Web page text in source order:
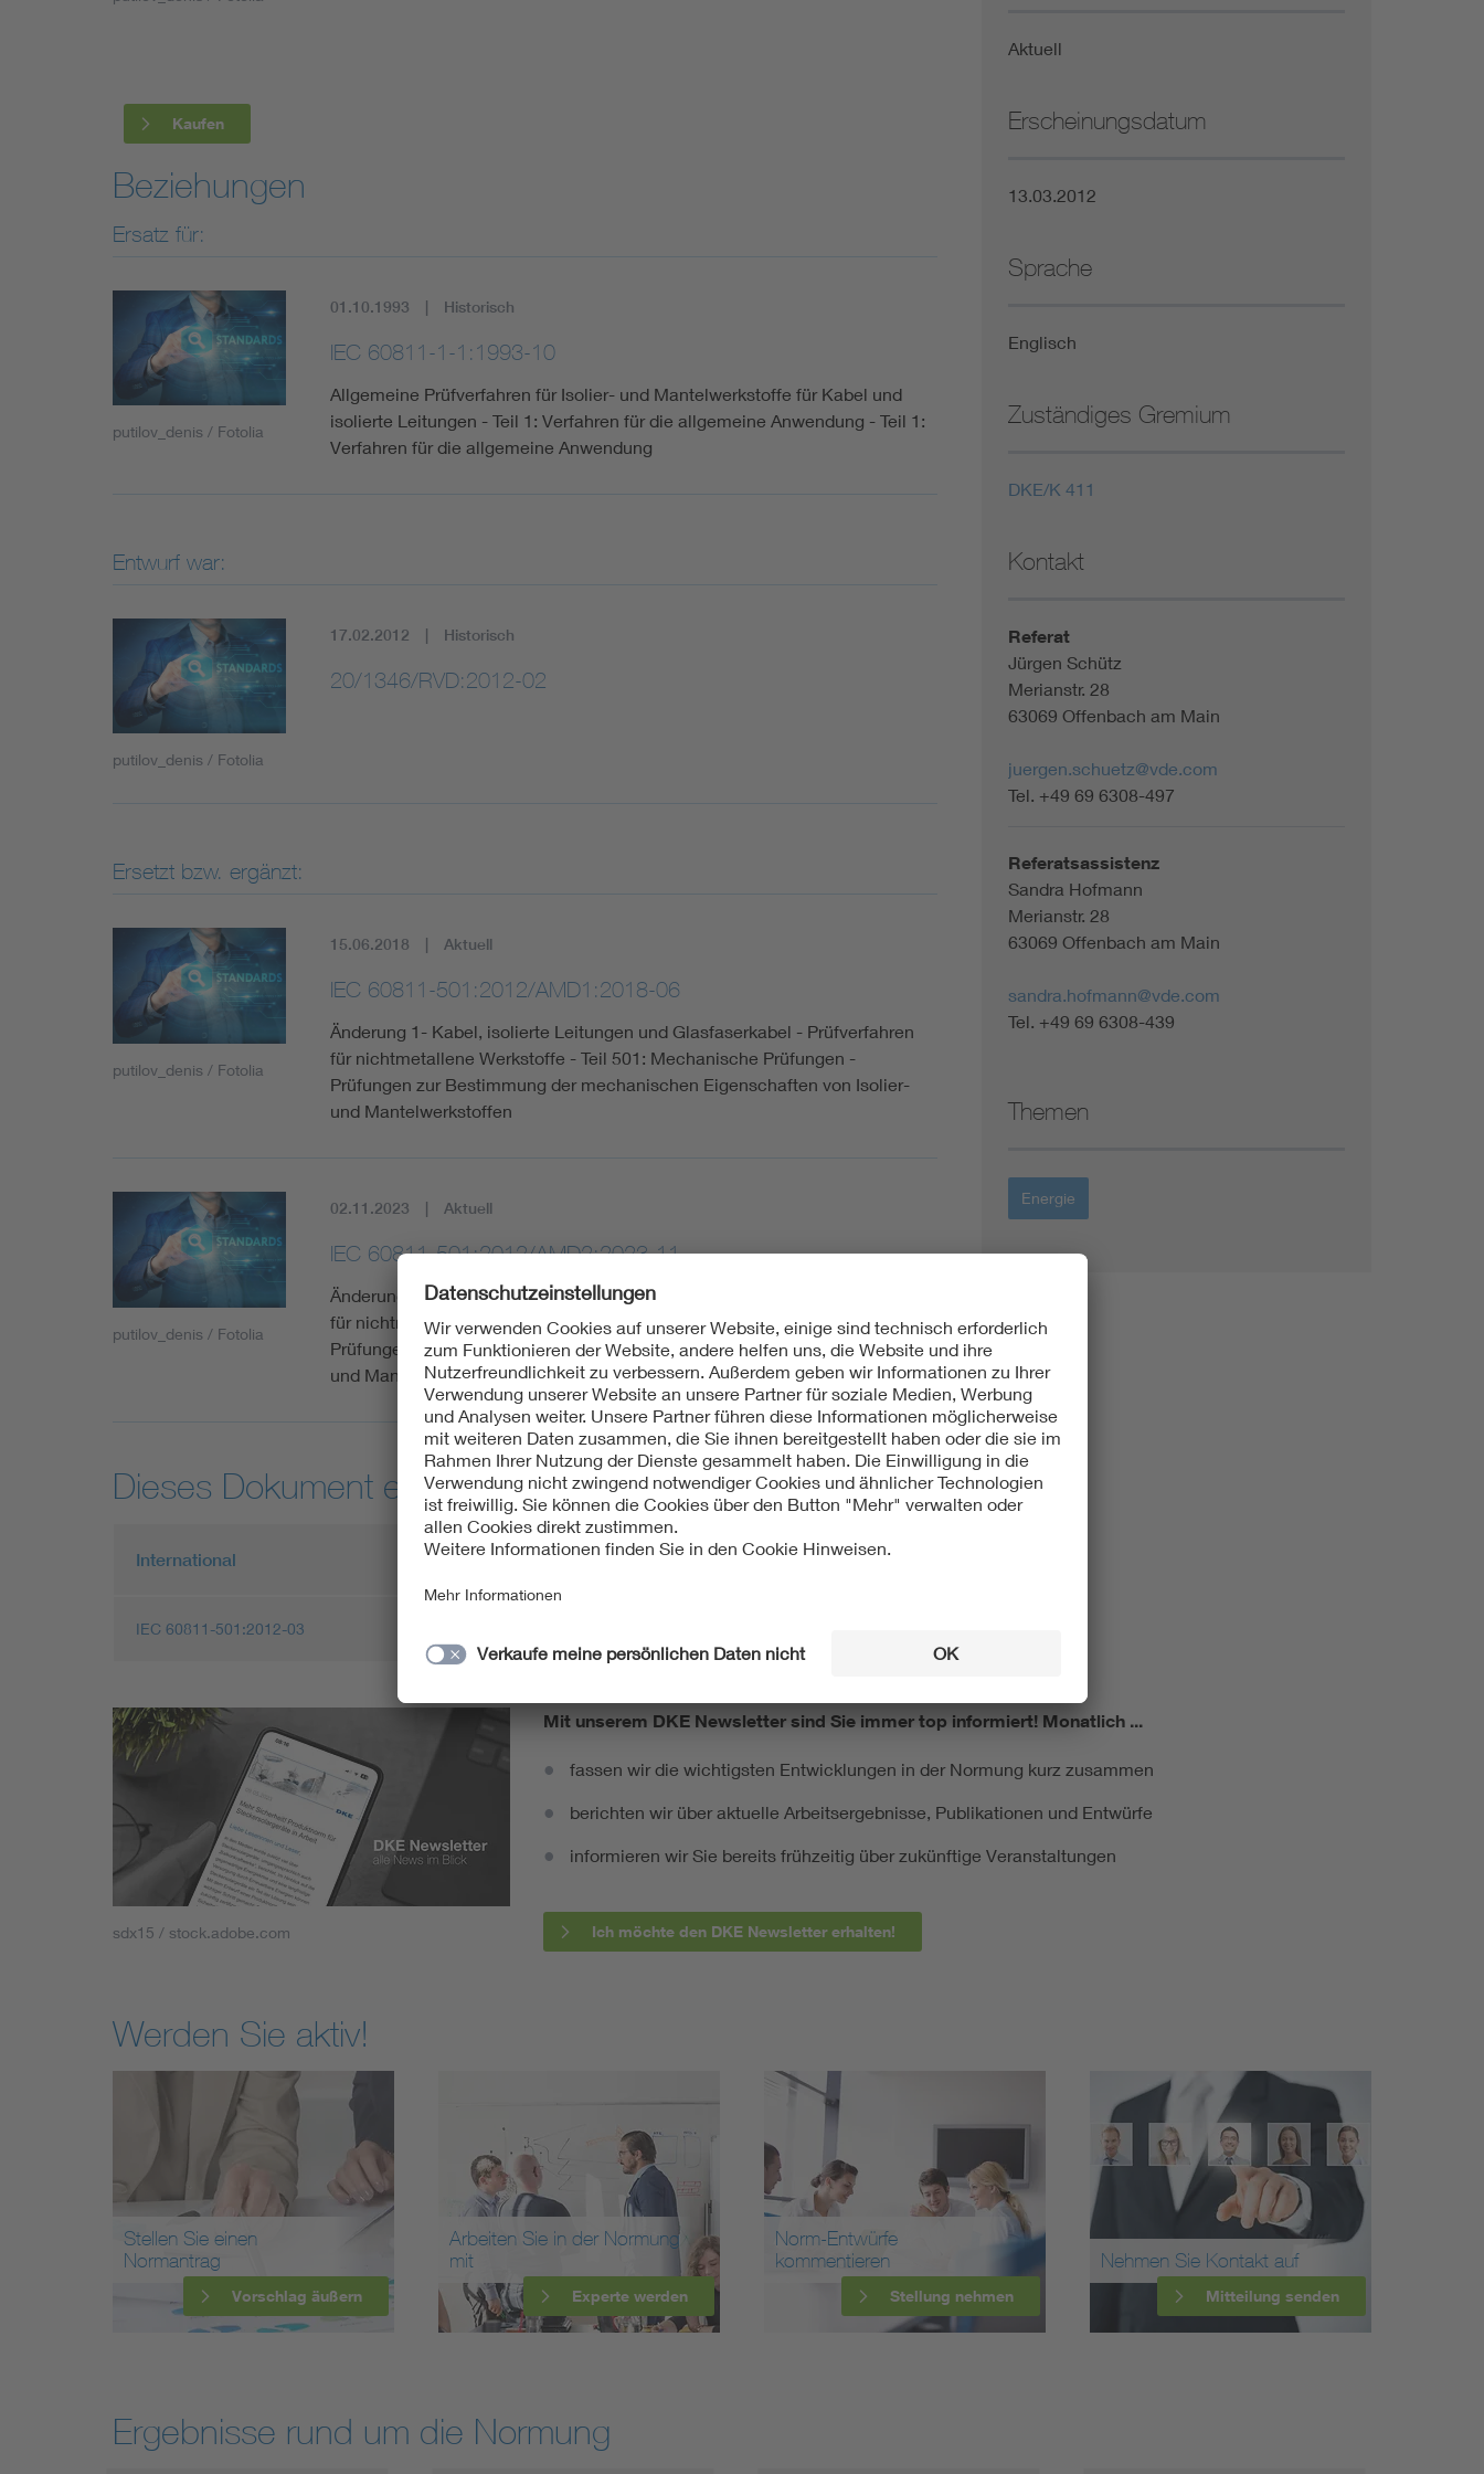
Mobility
Smart Cities
Kaufen
Beziehungen
Ersatz für:
putilov_denis / Fotolia
01.10.1993 Historisch
IEC 60811-1-1:1993-10
Allgemeine Prüfverfahren für Isolier- und Mantelwerkstoffe für Kabel und
isolierte Leitungen - Teil 1: Verfahren für die allgemeine Anwendung - Teil 1:
Verfahren für die allgemeine Anwendung
Entwurf war:
putilov_denis / Fotolia
17.02.2012 Historisch
20/1346/RVD:2012-02
Ersetzt bzw. ergänzt:
putilov_denis / Fotolia
15.06.2018 Aktuell
IEC 60811-501:2012/AMD1:2018-06
Änderung 1- Kabel, isolierte Leitungen und Glasfaserkabel - Prüfverfahren
für nichtmetallene Werkstoffe - Teil 501: Mechanische Prüfungen -
Prüfungen zur Bestimmung der mechanischen Eigenschaften von Isolier-
und Mantelwerkstoffen
putilov_denis / Fotolia
02.11.2023 Aktuell
IEC 60811-501:2012/AMD2:2023-11
Änderung 2 - Kabel, isolierte Leitungen und Glasfaserkabel - Prüfverfahren
für nichtmetallene Werkstoffe - Teil 501: Mechanische Prüfungen -
Prüfungen zur Bestimmung der mechanischen Eigenschaften von Isolier-
und Mantelwerkstoffen
Dieses Dokument entspricht:
International
IEC 60811-501:2012-03
Aktuell
Erscheinungsdatum
13.03.2012
Sprache
Englisch
Zuständiges Gremium
DKE/K 411
Kontakt
Referat
Jürgen Schütz
Merianstr. 28
63069 Offenbach am Main
juergen.schuetz@vde.com
Tel. +49 69 6308-497
Referatsassistenz
Sandra Hofmann
Merianstr. 28
63069 Offenbach am Main
sandra.hofmann@vde.com
Tel. +49 69 6308-439
Themen
Energie
sdx15 / stock.adobe.com
Mit unserem DKE Newsletter sind Sie immer top informiert! Monatlich ...
fassen wir die wichtigsten Entwicklungen in der Normung kurz zusammen
berichten wir über aktuelle Arbeitsergebnisse, Publikationen und Entwürfe
informieren wir Sie bereits frühzeitig über zukünftige Veranstaltungen
Ich möchte den DKE Newsletter erhalten!
Werden Sie aktiv!
Stellen Sie einen
Normantrag
Vorschlag äußern
Arbeiten Sie in der Normung
mit
Experte werden
Norm-Entwürfe
kommentieren
Stellung nehmen
Nehmen Sie Kontakt auf
Mitteilung senden
Ergebnisse rund um die Normung